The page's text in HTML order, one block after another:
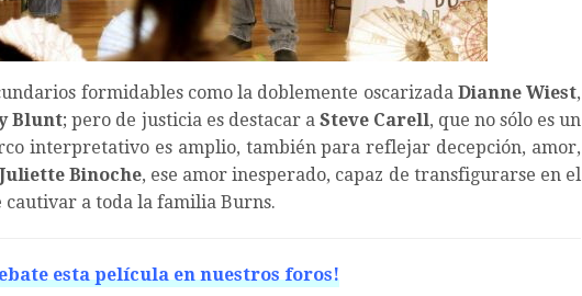
formidables como la doblemente oscarizada Dianne Wiest,
Blunt; pero de justicia es destacar a Steve Carell, que no sólo es un
interpretativo es amplio, también para reflejar decepción, amor,
Juliette Binoche, ese amor inesperado, capaz de transfigurarse en el
cautivar a toda la familia Burns.
esta película en nuestros foros!